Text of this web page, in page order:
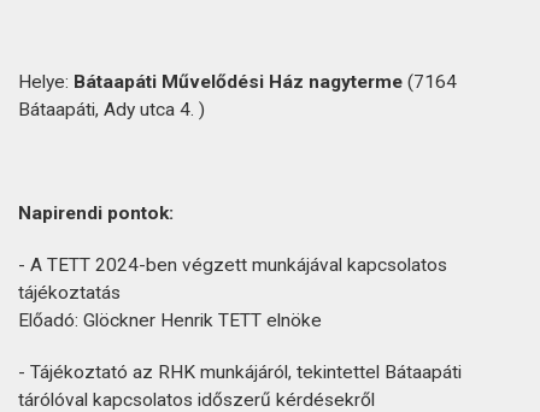
Helye: Bátaapáti Művelődési Ház nagyterme (7164
Bátaapáti, Ady utca 4. )
Napirendi pontok:
- A TETT 2024-ben végzett munkájával kapcsolatos
tájékoztatás
Előadó: Glöckner Henrik TETT elnöke
- Tájékoztató az RHK munkájáról, tekintettel Bátaapáti
tárólóval kapcsolatos időszerű kérdésekről